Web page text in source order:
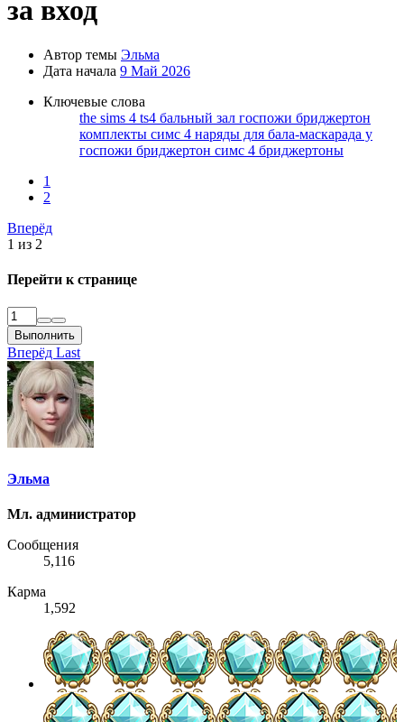
с
и
за вход
Автор темы Эльма
Дата начала 9 Май 2026
Ключевые слова
the sims 4 ts4 бальный зал госпожи бриджертон
комплекты симс 4 наряды для бала-маскарада у
госпожи бриджертон симс 4 бриджертоны
1
2
Вперёд
1 из 2
Перейти к странице
Выполнить
Вперёд Last
Эльма
Мл. администратор
Сообщения
5,116
Карма
1,592